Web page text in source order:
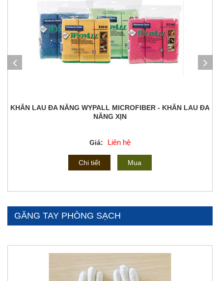
KHĂN LAU ĐA NĂNG WYPALL MICROFIBER - KHĂN LAU ĐA
NĂNG XỊN
Giá: Liên hệ
Chi tiết Mua
GĂNG TAY PHÒNG SẠCH